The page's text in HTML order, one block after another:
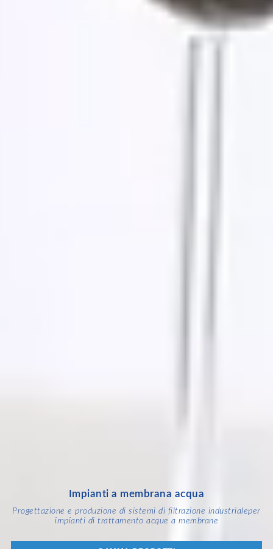
Impianti a membrana acqua
Progettazione e produzione di sistemi di filtrazione industrialeper
impianti di trattamento acque a membrane